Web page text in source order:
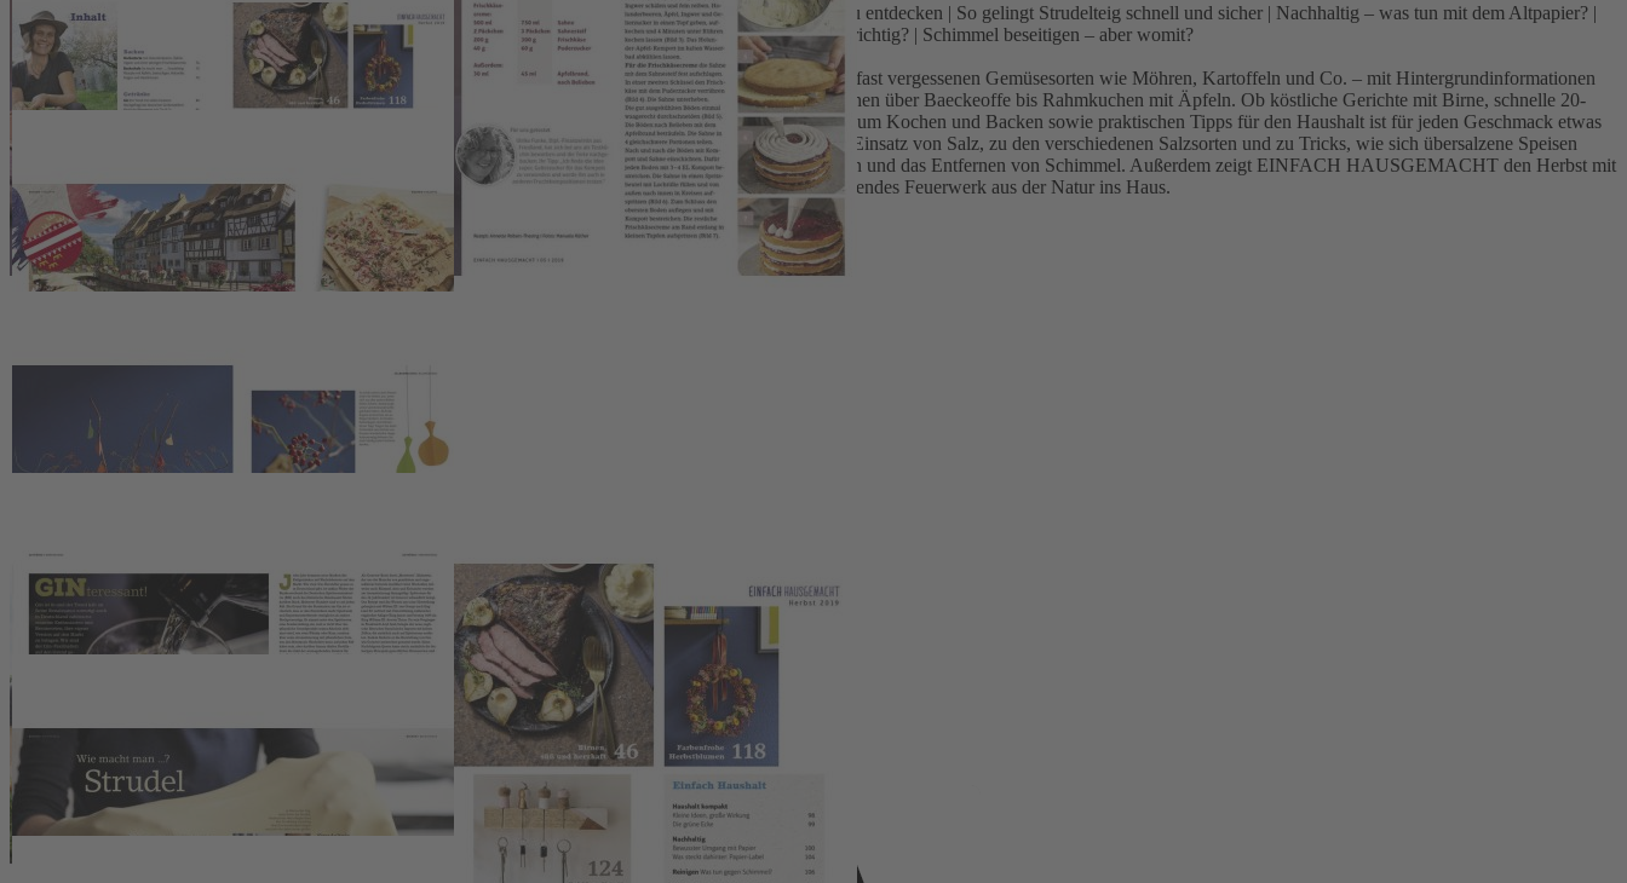
EINFACH HAUSGEMACHT fünf | herbst 2019 mit folgenden Themen: Super Food – alte Gemüsesorten neu entdecken | So gelingt Strudelteig schnell und sicher | Nachhaltig – was tun mit dem Altpapier? |
Beerenstarke Herbstdeko | Leckeres aus dem Elsass | Serie „Würzen“ – diesmal: salzig | Wie pflege ich Möbel richtig? | Schimmel beseitigen – aber womit?
Beschreibung
Die Zeitschrift EINFACH HAUSGEMACHT präsentiert in der Ausgabe fünf | herbst 2019 Rezepte mit alten, fast vergessenen Gemüsesorten wie Möhren, Kartoffeln und Co. – mit Hintergrundinformationen
und Reportage. Das Magazin für Haus und Küche präsentiert zudem Leckeres aus dem Elsass: von Flammkuchen über Baeckeoffe bis Rahmkuchen mit Äpfeln. Ob köstliche Gerichte mit Birne, schnelle 20-
Minuten-Rezepte, leckere Strudel oder alles Wissenswerte über Gin – in diesem Magazin mit vielen Rezepten zum Kochen und Backen sowie praktischen Tipps für den Haushalt ist für jeden Geschmack etwas
dabei. In der Kochschul-Serie „Würzen“ lautet das Thema diesmal „salzig“ – mit Informationen zum richtigen Einsatz von Salz, zu den verschiedenen Salzsorten und zu Tricks, wie sich übersalzene Speisen
retten lassen. Im Haushaltsteil geht es diesmal um den bewussten Umgang mit Altpapier, die Pflege von Möbeln und das Entfernen von Schimmel. Außerdem zeigt EINFACH HAUSGEMACHT den Herbst mit
strahlenden Blüten, bunt gefärbten Blättern und zarten Beeren von seiner schönsten Seite und holt so ein leuchtendes Feuerwerk aus der Natur ins Haus.
Auch in dieser Ausgabe: die „Grüne Ecke“ mit Tipps und Tricks für eine nachhaltige Haushaltsführung.
Kontakt
Telefon: +49 (0) 2501 801-6161
Montag–Freitag 8:00–20:00 Uhr
www.ec.europa.eu/consumers/odr